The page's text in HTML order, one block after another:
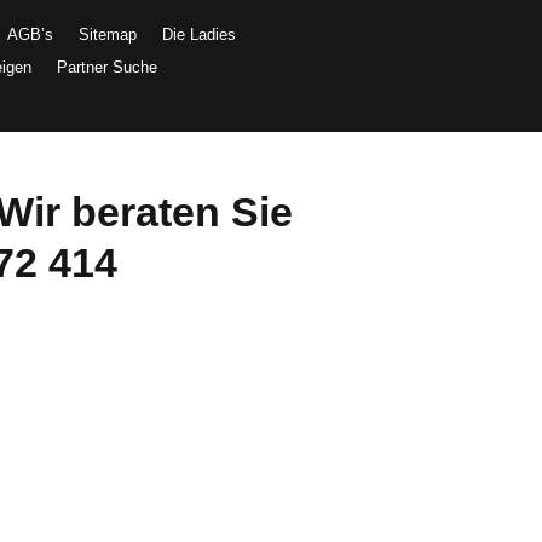
AGB’s Sitemap
Die Ladies
Partner Suche
beraten Sie
414